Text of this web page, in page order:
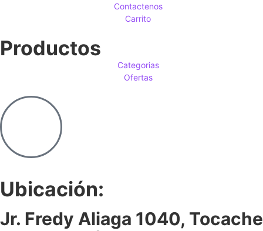
Contactenos
Carrito
Productos
Categorias
Ofertas
Ubicación:
Jr. Fredy Aliaga 1040, Tocache